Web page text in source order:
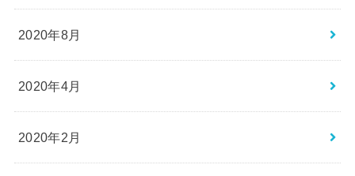
2020年8月
2020年4月
2020年2月